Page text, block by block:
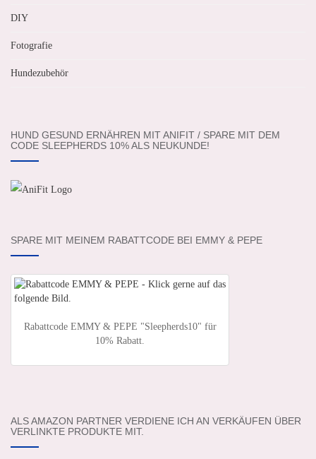
DIY
Fotografie
Hundezubehör
HUND GESUND ERNÄHREN MIT ANIFIT / SPARE MIT DEM
CODE SLEEPHERDS 10% ALS NEUKUNDE!
SPARE MIT MEINEM RABATTCODE BEI EMMY & PEPE
Rabattcode EMMY & PEPE "Sleepherds10" für
10% Rabatt.
ALS AMAZON PARTNER VERDIENE ICH AN VERKÄUFEN ÜBER
VERLINKTE PRODUKTE MIT.